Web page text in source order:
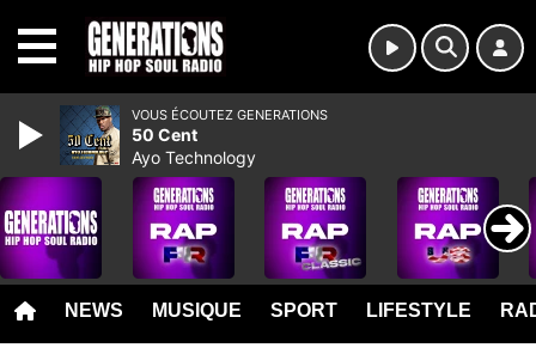
NEWS MUSIQUE SPORT LIFESTYLE
VOUS ÉCOUTEZ GENERATIONS
50 Cent
Ayo Technology